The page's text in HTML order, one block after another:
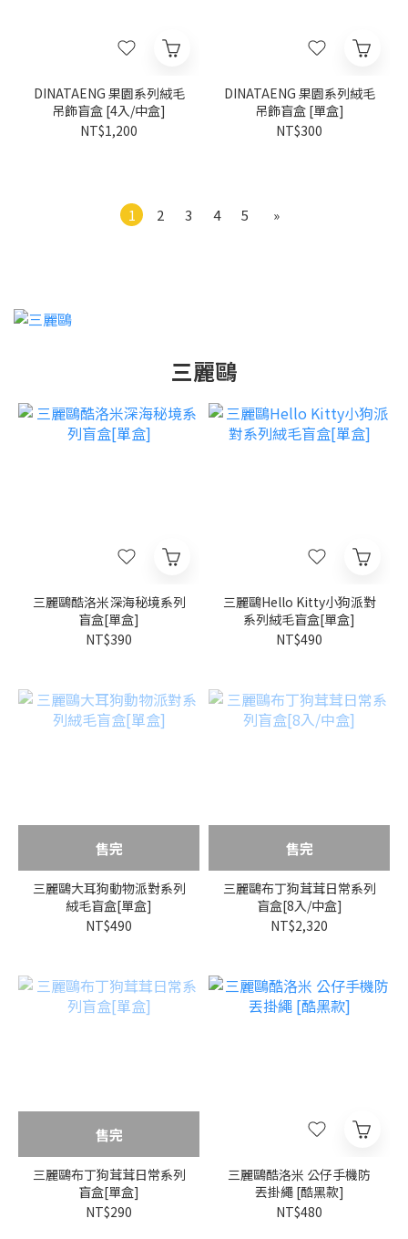
DINATAENG 果園系列絨毛
吊飾盲盒 [4入/中盒]
NT$1,200
DINATAENG 果園系列絨毛
吊飾盲盒 [單盒]
NT$300
1 2 3 4 5 »
三麗鷗
三麗鷗酷洛米深海秘境系列
盲盒[單盒]
NT$390
三麗鷗Hello Kitty小狗派對
系列絨毛盲盒[單盒]
NT$490
售完
三麗鷗大耳狗動物派對系列
絨毛盲盒[單盒]
NT$490
售完
三麗鷗布丁狗茸茸日常系列
盲盒[8入/中盒]
NT$2,320
售完
三麗鷗布丁狗茸茸日常系列
盲盒[單盒]
NT$290
三麗鷗酷洛米 公仔手機防
丟掛繩 [酷黑款]
NT$480